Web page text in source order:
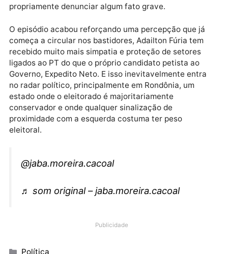
episódio envolvendo um vereador de Cacoal, que
proximidades da residência do ex-prefeito. Fúria
gravou vídeo afirmando que estaria sendo
e que até sua família estaria preocupada com a
situação. Para muita gente, porém, o tom foi visto
como uma tentativa de gerar comoção do que
propriamente denunciar algum fato grave.
O episódio acabou reforçando uma percepção que já
começa a circular nos bastidores, Adailton Fúria tem
Governo, Expedito Neto. E isso inevitavelmente
estado onde o eleitorado é majoritariamente